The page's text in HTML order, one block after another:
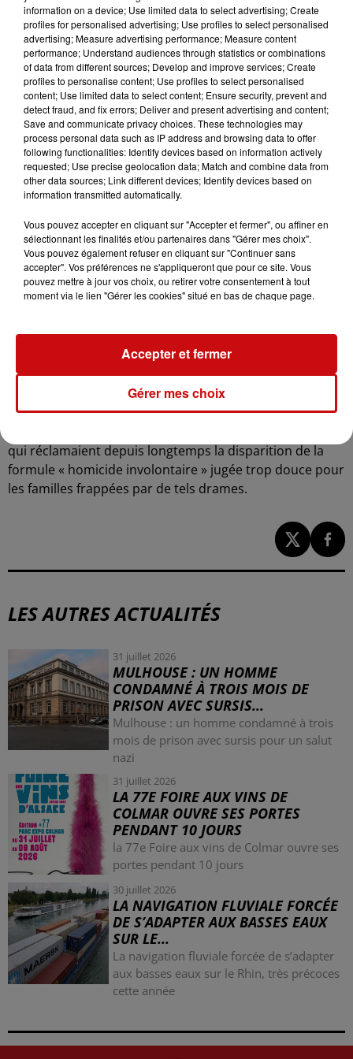
porter la peine àdix ans d’emprisonnementet150 000
€ d’amende(contre, par défaut, sept ans de prison et
100 000 € d’amende en cas d’une seule circonstance
aggravante).
Des peines complémentaires sont prévues : suspension
ou annulation du permis jusqu’à 10 ans, confiscation du
véhicule, interdiction de détenir un permis ou une arme,
affichage de la décision judiciaire, etc.
PREMIÈRE CONDAMNATION POUR
HOMICIDE ROUTIER
Quelques jours après l’entrée en vigueur de la loi, la
toute première condamnation fondée sur ce nouveau
texte a été prononcée : un homme a été jugé et
condamné àsept ans de prisonen Nouvelle-Aquitaine
aggravantes définies par la loi.
Ce procès inaugural marque un signal fort de la part de
la justice française, soulignant la volonté de mieux
sanctionner des comportements routiers dangereux et
qui réclamaient depuis longtemps la disparition de la
formule « homicide involontaire » jugée trop douce pour
les familles frappées par de tels drames.
LES AUTRES ACTUALITÉS
31 juillet 2026
MULHOUSE : UN HOMME
CONDAMNÉ À TROIS MOIS DE
PRISON AVEC SURSIS...
Mulhouse : un homme condamné à trois
mois de prison avec sursis pour un salut
nazi
31 juillet 2026
LA 77E FOIRE AUX VINS DE
COLMAR OUVRE SES PORTES
PENDANT 10 JOURS
la 77e Foire aux vins de Colmar ouvre ses
portes pendant 10 jours
30 juillet 2026
LA NAVIGATION FLUVIALE FORCÉE
DE S’ADAPTER AUX BASSES EAUX
SUR LE...
La navigation fluviale forcée de s’adapter
aux basses eaux sur le Rhin, très précoces
cette année
information on a device; Use limited data to select advertising; Create
profiles for personalised advertising; Use profiles to select personalised
advertising; Measure advertising performance; Measure content
performance; Understand audiences through statistics or combinations
of data from different sources; Develop and improve services; Create
profiles to personalise content; Use profiles to select personalised
content; Use limited data to select content; Ensure security, prevent and
detect fraud, and fix errors; Deliver and present advertising and content;
Save and communicate privacy choices. These technologies may
process personal data such as IP address and browsing data to offer
following functionalities: Identify devices based on information actively
requested; Use precise geolocation data; Match and combine data from
other data sources; Link different devices; Identify devices based on
information transmitted automatically.
Vous pouvez accepter en cliquant sur "Accepter et fermer", ou affiner en
sélectionnant les finalités et/ou partenaires dans "Gérer mes choix".
Vous pouvez également refuser en cliquant sur "Continuer sans
accepter". Vos préférences ne s'appliqueront que pour ce site. Vous
pouvez mettre à jour vos choix, ou retirer votre consentement à tout
moment via le lien "Gérer les cookies" situé en bas de chaque page.
Gérer mes choix
Accepter et fermer